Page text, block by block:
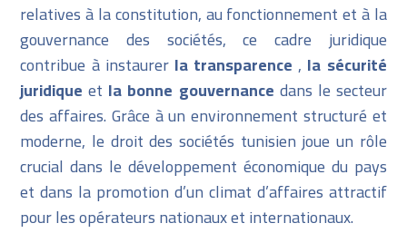
relatives à la constitution, au fonctionnement et à la
gouvernance des sociétés, ce cadre juridique
contribue à instaurer la transparence , la sécurité
juridique et la bonne gouvernance dans le secteur
des affaires. Grâce à un environnement structuré et
moderne, le droit des sociétés tunisien joue un rôle
crucial dans le développement économique du pays
et dans la promotion d’un climat d’affaires attractif
pour les opérateurs nationaux et internationaux.